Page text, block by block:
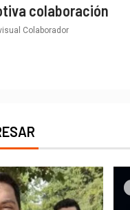
colaboración
Colaborador